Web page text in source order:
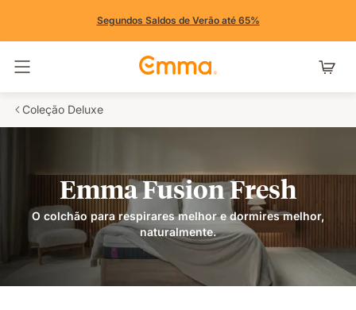
Segundos Saldos de Verão até 65%
Coleção Deluxe
Emma Fusion Fresh
O colchão para respirares melhor e dormires melhor,
naturalmente.